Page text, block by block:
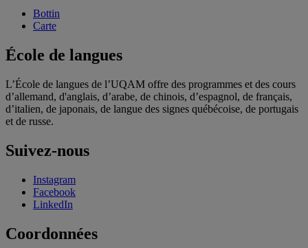
Bottin
Carte
École de langues
L’École de langues de l’UQAM offre des programmes et des cours
d’allemand, d'anglais, d’arabe, de chinois, d’espagnol, de français,
d’italien, de japonais, de langue des signes québécoise, de portugais
et de russe.
Suivez-nous
Instagram
Facebook
LinkedIn
Coordonnées